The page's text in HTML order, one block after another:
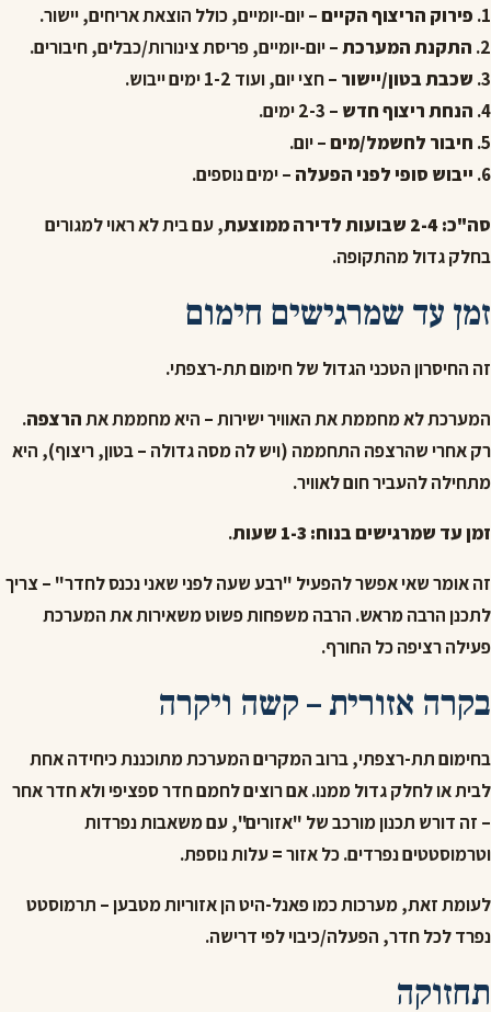
1. פירוק הריצוף הקיים– יום-יומיים, כולל הוצאת אריחים, יישור.
2. התקנת המערכת– יום-יומיים, פריסת צינורות/כבלים, חיבורים.
3. שכבת בטון/יישור – חצי יום, ועוד 1-2 ימים ייבוש.
4. הנחת ריצוף חדש – 2-3 ימים.
5. חיבור לחשמל/מים– יום.
6. ייבוש סופי לפני הפעלה – ימים נוספים.
סה"כ: 2-4 שבועות לדירה ממוצעת
, עם בית לא ראוי למגורים
בחלק גדול מהתקופה.
זמן עד שמרגישים חימום
זה החיסרון הטכני הגדול של חימום תת-רצפתי.
המערכת לא מחממת את האוויר ישירות – היא מחממת אתהרצפה.
רק אחרי שהרצפה התחממה (ויש לה מסה גדולה – בטון, ריצוף), היא
מתחילה להעביר חום לאוויר.
זמן עד שמרגישים בנוח: 1-3 שעות .
זה אומר שאי אפשר להפעיל "רבע שעה לפני שאני נכנס לחדר" – צריך
לתכנן הרבה מראש. הרבה משפחות פשוט משאירות את המערכת
פעילה רציפה כל החורף.
בקרה אזורית – קשה ויקרה
בחימום תת-רצפתי, ברוב המקרים המערכת מתוכננת כיחידה אחת
לבית או לחלק גדול ממנו. אם רוצים לחמם חדר ספציפי ולא חדר אחר
– זה דורש תכנון מורכב של "אזורים", עם משאבות נפרדות
וטרמוסטטים נפרדים. כל אזור = עלות נוספת.
לעומת זאת, מערכות כמו פאנל-היט הן אזוריות מטבען – תרמוסטט
נפרד לכל חדר, הפעלה/כיבוי לפי דרישה.
תחזוקה